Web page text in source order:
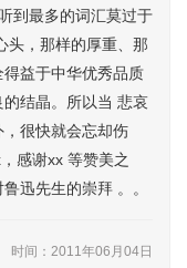
最多的词汇莫过于
头，那样的厚重、那
益于中华优秀品质
结晶。所以当 悲哀
很快就会忘却伤
感谢xx 等赞美之
迅先生的崇拜 。。
时间：2011年06月04日